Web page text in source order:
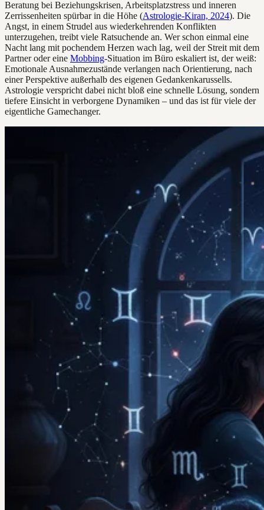
Beratung bei Beziehungskrisen, Arbeitsplatzstress und inneren
Zerrissenheiten spürbar in die Höhe (Astrologie-Kiran, 2024). Die
Angst, in einem Strudel aus wiederkehrenden Konflikten
unterzugehen, treibt viele Ratsuchende an. Wer schon einmal eine
Nacht lang mit pochendem Herzen wach lag, weil der Streit mit dem
Partner oder eine Mobbing-Situation im Büro eskaliert ist, der weiß:
Emotionale Ausnahmezustände verlangen nach Orientierung, nach
einer Perspektive außerhalb des eigenen Gedankenkarussells.
Astrologie verspricht dabei nicht bloß eine schnelle Lösung, sondern
tiefere Einsicht in verborgene Dynamiken – und das ist für viele der
eigentliche Gamechanger.